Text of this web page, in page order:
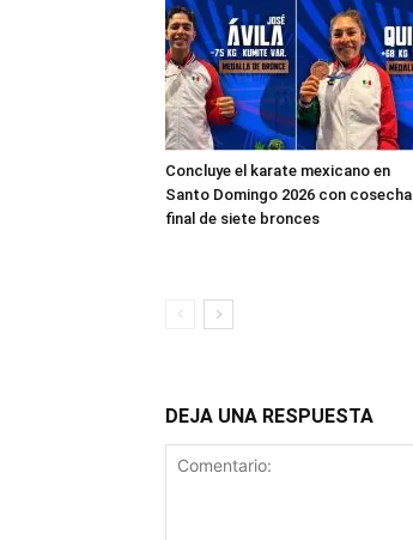
Concluye el karate mexicano en
Santo Domingo 2026 con cosecha
final de siete bronces
DEJA UNA RESPUESTA